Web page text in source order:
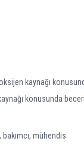
kaynağı
konusunda
bakımcı, mühendis